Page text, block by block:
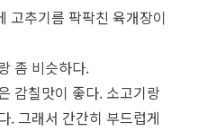
고추기름 팍팍친 육개장이
좀 비슷하다.
감칠맛이 좋다. 소고기랑
. 그래서 간간히 부드럽게